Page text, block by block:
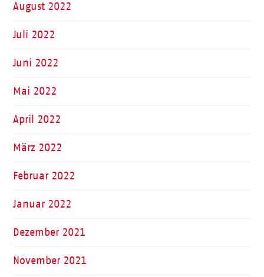
August 2022
Juli 2022
Juni 2022
Mai 2022
April 2022
März 2022
Februar 2022
Januar 2022
Dezember 2021
November 2021